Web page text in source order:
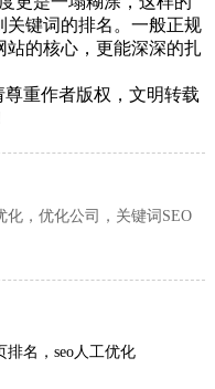
关键词的排名。一般正规
站的核心，更能深深的扎
尊重作者版权，文明转载
化，优化公司，关键词SEO
排名，seo人工优化